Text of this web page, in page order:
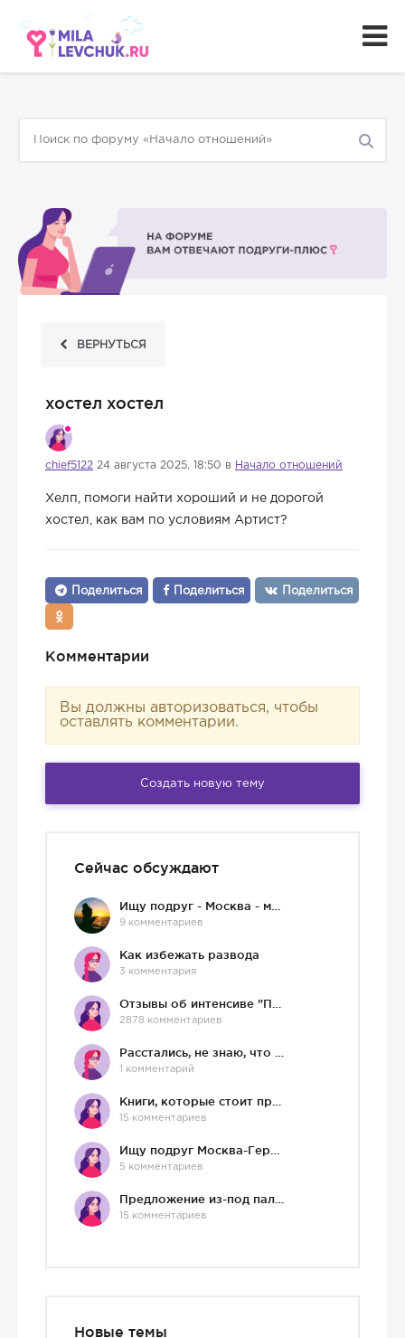
ВЕРНУТЬСЯ
хостел хостел
chief5122 24 августа 2025, 18:50 в Начало отношений
Хелп, помоги найти хороший и не дорогой
хостел, как вам по условиям Артист?
Поделиться Поделиться Поделиться
Комментарии
Вы должны авторизоваться, чтобы
оставлять комментарии.
Создать новую тему
Сейчас обсуждают
9 комментариев
Как избежать развода
3 комментария
2878 комментариев
1 комментарий
15 комментариев
5 комментариев
15 комментариев
Новые темы